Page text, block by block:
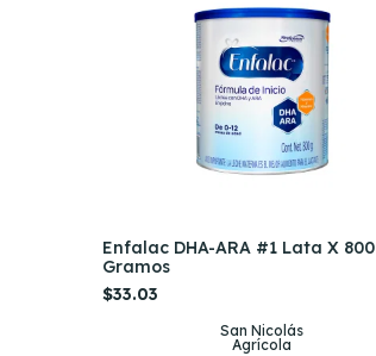
Enfalac DHA-ARA #1 Lata X 800
Gramos
$33.03
San Nicolás
Agrícola